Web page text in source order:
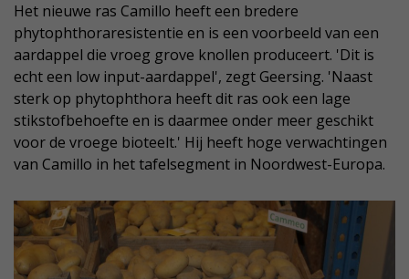
Het nieuwe ras Camillo heeft een bredere
phytophthoraresistentie en is een voorbeeld van een
aardappel die vroeg grove knollen produceert. 'Dit is
echt een low input-aardappel', zegt Geersing. 'Naast
sterk op phytophthora heeft dit ras ook een lage
stikstofbehoefte en is daarmee onder meer geschikt
voor de vroege bioteelt.' Hij heeft hoge verwachtingen
van Camillo in het tafelsegment in Noordwest-Europa.